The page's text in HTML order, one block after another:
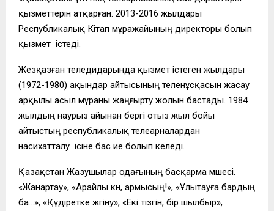
қызметтерін атқарған. 2013-2016 жылдары
Республикалық Кітап мұражайының директоры болып
қызмет істеді.
Жезқазған теледидарында қызмет істеген жылдары
(1972-1980) ақындар айтысының теленұсқасын жасау
арқылы асыл мұраны жаңғырту жолын бастады. 1984
жылдың наурыз айынан бергі отыз жыл бойы
айтыстың республикалық телеарналардан
насихатталу ісіне бас ие болып келеді.
Қазақстан Жазушылар одағының басқарма мүшесі.
«Жанартау», «Арайлы күн, армысың!», «Ұлытауға бардың
ба…», «Құдіретке жүгіну», «Екі тізгін, бір шылбыр»,